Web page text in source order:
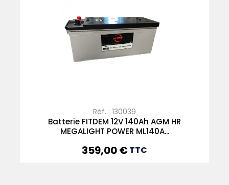
Réf. : 130039
Batterie FITDEM 12V 140Ah AGM HR
MEGALIGHT POWER ML140A...
Prix
359,00 €TTC